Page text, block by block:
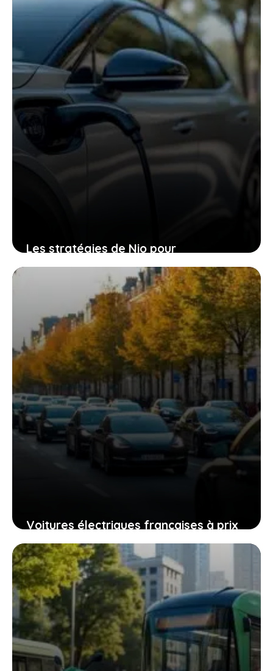
thermomètre plonge sous zéro
20 février 2026
Les stratégies de Nio pour
transformer la recharge électrique et
vous faire gagner du temps précieux
17 février 2026
Voitures électriques françaises à prix
cassés : ce que cela signifie pour votre
portefeuille
15 février 2026